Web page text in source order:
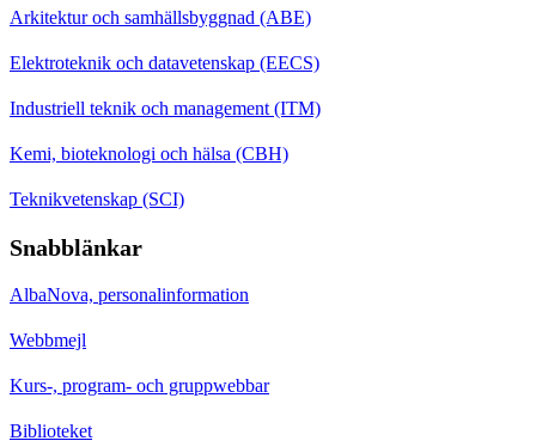
Arkitektur och samhällsbyggnad (ABE)
Elektroteknik och datavetenskap (EECS)
Industriell teknik och management (ITM)
Kemi, bioteknologi och hälsa (CBH)
Teknikvetenskap (SCI)
Snabblänkar
AlbaNova, personalinformation
Webbmejl
Kurs-, program- och gruppwebbar
Biblioteket